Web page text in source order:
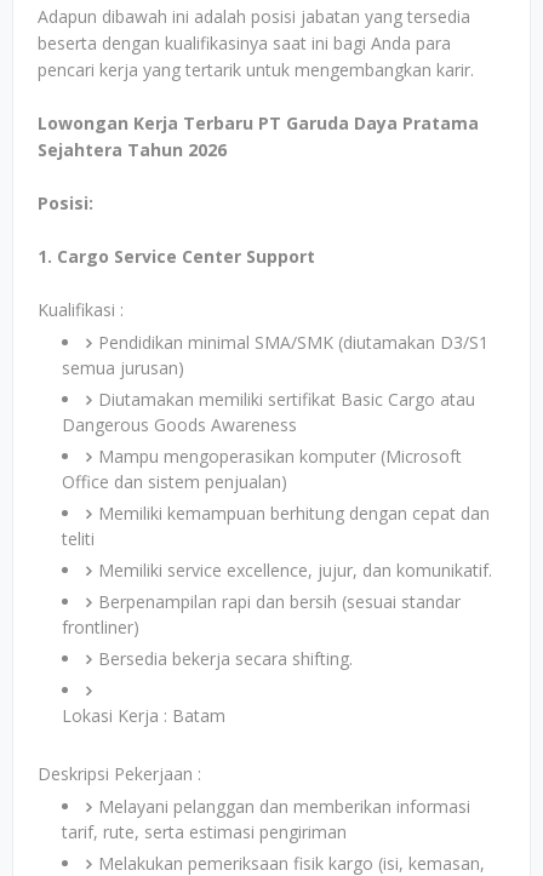
Adapun dibawah ini adalah posisi jabatan yang tersedia
beserta dengan kualifikasinya saat ini bagi Anda para
pencari kerja yang tertarik untuk mengembangkan karir.
Lowongan Kerja Terbaru PT Garuda Daya Pratama
Sejahtera Tahun 2026
Posisi:
1. Cargo Service Center Support
Kualifikasi :
Pendidikan minimal SMA/SMK (diutamakan D3/S1
semua jurusan)
Diutamakan memiliki sertifikat Basic Cargo atau
Dangerous Goods Awareness
Mampu mengoperasikan komputer (Microsoft
Office dan sistem penjualan)
Memiliki kemampuan berhitung dengan cepat dan
teliti
Memiliki service excellence, jujur, dan komunikatif.
Berpenampilan rapi dan bersih (sesuai standar
frontliner)
Bersedia bekerja secara shifting.
Lokasi Kerja : Batam
Deskripsi Pekerjaan :
Melayani pelanggan dan memberikan informasi
tarif, rute, serta estimasi pengiriman
Melakukan pemeriksaan fisik kargo (isi, kemasan,